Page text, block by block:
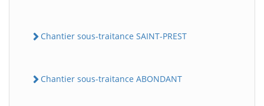
Chantier sous-traitance SAINT-PREST
Chantier sous-traitance ABONDANT